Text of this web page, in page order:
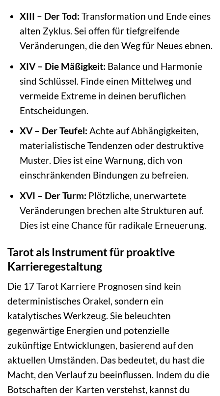
XIII – Der Tod: Transformation und Ende eines
alten Zyklus. Sei offen für tiefgreifende
Veränderungen, die den Weg für Neues ebnen.
XIV – Die Mäßigkeit: Balance und Harmonie
sind Schlüssel. Finde einen Mittelweg und
vermeide Extreme in deinen beruflichen
Entscheidungen.
XV – Der Teufel: Achte auf Abhängigkeiten,
materialistische Tendenzen oder destruktive
Muster. Dies ist eine Warnung, dich von
einschränkenden Bindungen zu befreien.
XVI – Der Turm: Plötzliche, unerwartete
Veränderungen brechen alte Strukturen auf.
Dies ist eine Chance für radikale Erneuerung.
Tarot als Instrument für proaktive
Karrieregestaltung
Die 17 Tarot Karriere Prognosen sind kein
deterministisches Orakel, sondern ein
katalytisches Werkzeug. Sie beleuchten
gegenwärtige Energien und potenzielle
zukünftige Entwicklungen, basierend auf den
aktuellen Umständen. Das bedeutet, du hast die
Macht, den Verlauf zu beeinflussen. Indem du die
Botschaften der Karten verstehst, kannst du